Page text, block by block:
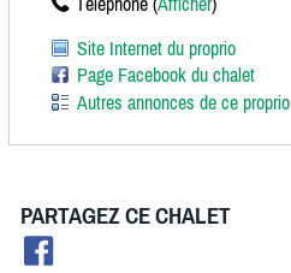
Site Internet du proprio
Page Facebook du chalet
Autres annonces de ce proprio
PARTAGEZ CE CHALET